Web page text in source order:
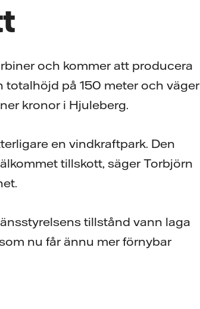
och kommer att producera
totalhöjd på 150 meter och väger
kronor i Hjuleberg.
en vindkraftpark. Den
tillskott, säger Torbjörn
tillstånd vann laga
nu får ännu mer förnybar